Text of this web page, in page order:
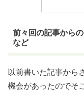
前々回の記事から
など
以前書いた記事から
機会があったのでそ